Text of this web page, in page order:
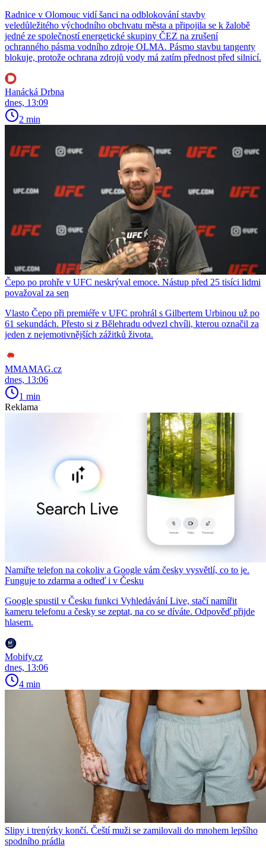
Radnice v Olomouc vidí šanci na odblokování stavby
veledůležitého východního obchvatu města a připojila se k žalobě
jedné ze společností energetické skupiny ČEZ na zrušení
ochranného pásma vodního zdroje OLMA. Pásmo stavbu tangenty
blokuje, protože ochrana zdrojů vody má zatím přednost před silnicí.
Hanácká Drbna
dnes, 13:09
2 min
Čepo po prohře v UFC neskrýval emoce. Nástup před 25 tisíci lidmi
považoval za sen
Vlasto Čepo při premiéře v UFC prohrál s Gilbertem Urbinou už po
61 sekundách. Přesto si z Bělehradu odvezl chvíli, kterou označil za
jeden z nejemotivnějších zážitků života.
MMAMAG.cz
dnes, 13:06
1 min
Reklama
Namiřte telefon na cokoliv a Google vám česky vysvětlí, co to je.
Funguje to zdarma a odteď i v Česku
Google spustil v Česku funkci Vyhledávání Live, stačí namířit
kameru telefonu a česky se zeptat, na co se díváte. Odpověď přijde
hlasem.
Mobify.cz
dnes, 13:06
4 min
Slipy i trenýrky končí. Čeští muži se zamilovali do mnohem lepšího
spodního prádla